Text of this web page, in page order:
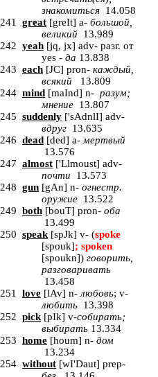
знакомиться 14.058
241 great [greIt] a- большой,
великий 13.989
242 yeah [jq, jx] adv- разг. от
yes - да 13.838
243 each [JC] pron- каждый,
всякий 13.809
244 mind [maInd] n- разум;
мнение 13.807
245 suddenly ['sAdnlI] adv-
вдруг 13.635
246 dead [ded] a- мертвый
13.576
247 almost ['Llmoust] adv-
почти
13.573
248 gun [gAn] n- огнестр.
оружие 13.522
249 both [bouT] pron- оба
13.499
250 speak [spJk] v- (spoke
[spouk]; spoken
[spoukn]) говорить
разговаривать
13.458
251 love [lAv] n- любовь; v-
любить 13.398
252 pick [pIk] v-собирать;
выбирать 13.334
253 home [houm] n- дом
13.234
254 without [wI'Daut] prep-